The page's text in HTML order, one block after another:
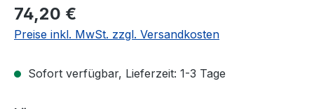
Regulärer Preis:
74,20 €
Preise inkl. MwSt. zzgl. Versandkosten
Sofort verfügbar, Lieferzeit: 1-3 Tage